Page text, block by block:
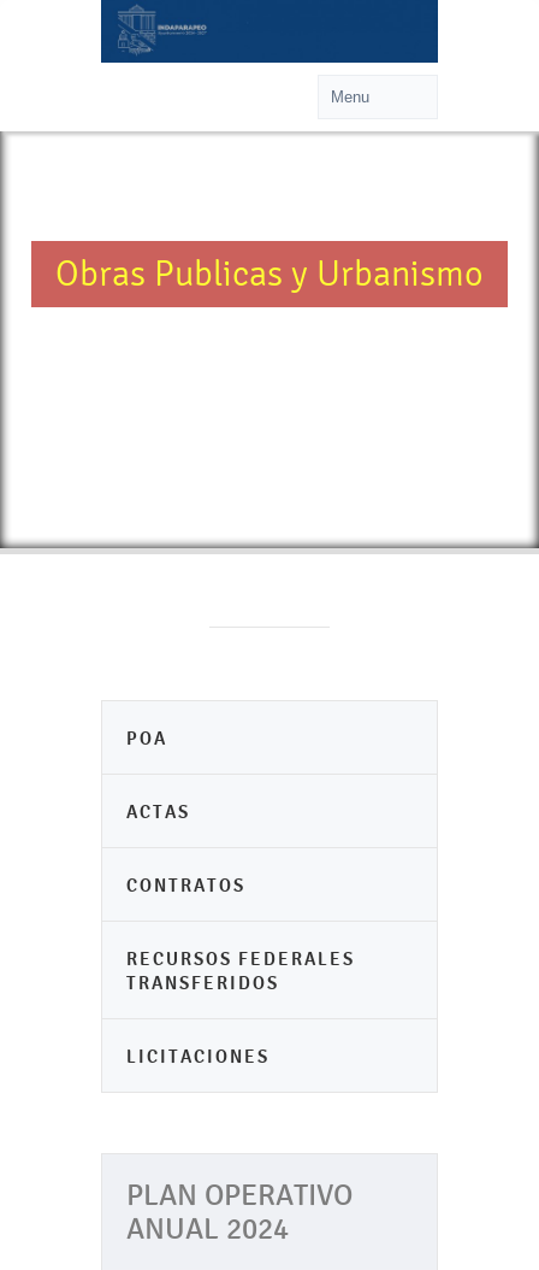
Obras Publicas y Urbanismo
POA
ACTAS
CONTRATOS
RECURSOS FEDERALES
TRANSFERIDOS
LICITACIONES
PLAN OPERATIVO
ANUAL 2024